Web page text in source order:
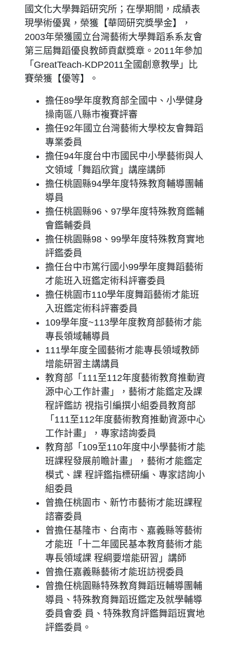
國文化大學舞蹈研究所；在學期間，成績表
現學術優異，榮獲【華岡研究獎學金】，
2003年榮獲國立台灣藝術大學舞蹈系系友會
第三屆舞蹈優良教師貢獻獎章。2011年參加
「GreatTeach-KDP2011全國創意教學」比
賽榮獲【優等】。
擔任89學年度教育部全國中、小學健身
操南區八縣市複賽評審
擔任92年國立台灣藝術大學校友會舞蹈
專業委員
擔任94年度台中市國民中小學藝術與人
文領域「舞蹈欣賞」講座講師
擔任桃園縣94學年度特殊教育輔導團輔
導員
擔任桃園縣96、97學年度特殊教育鑑輔
會鑑輔委員
擔任桃園縣98、99學年度特殊教育實地
評鑑委員
擔任台中市篤行國小99學年度舞蹈藝術
才能班入班鑑定術科評審委員
擔任桃園市110學年度舞蹈藝術才能班
入班鑑定術科評審委員
109學年度~113學年度教育部藝術才能
專長領域輔導員
111學年度全國藝術才能專長領域教師
增能研習主講講員
教育部「111至112年度藝術教育推動資
源中心工作計畫」，藝術才能鑑定及課
程評鑑訪 視指引編撰小組委員教育部
「111至112年度藝術教育推動資源中心
工作計畫」，專家諮詢委員
教育部「109至110年度中小學藝術才能
班課程發展前瞻計畫」，藝術才能鑑定
模式、課 程評鑑指標研編、專家諮詢小
組委員
曾擔任桃園市、新竹市藝術才能班課程
諮審委員
曾擔任基隆市、台南市、嘉義縣等藝術
才能班「十二年國民基本教育藝術才能
專長領域課 程綱要增能研習」講師
曾擔任嘉義縣藝術才能班訪視委員
曾擔任桃園縣特殊教育舞蹈班輔導團輔
導員、特殊教育舞蹈班鑑定及就學輔導
委員會委 員、特殊教育評鑑舞蹈班實地
評鑑委員。